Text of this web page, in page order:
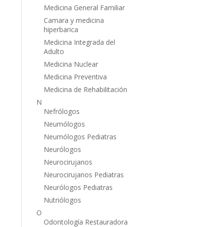
Medicina General Familiar
Camara y medicina
hiperbarica
Medicina Integrada del
Adulto
Medicina Nuclear
Medicina Preventiva
Medicina de Rehabilitación
N
Nefrólogos
Neumólogos
Neumólogos Pediatras
Neurólogos
Neurocirujanos
Neurocirujanos Pediatras
Neurólogos Pediatras
Nutriólogos
O
Odontología Restauradora